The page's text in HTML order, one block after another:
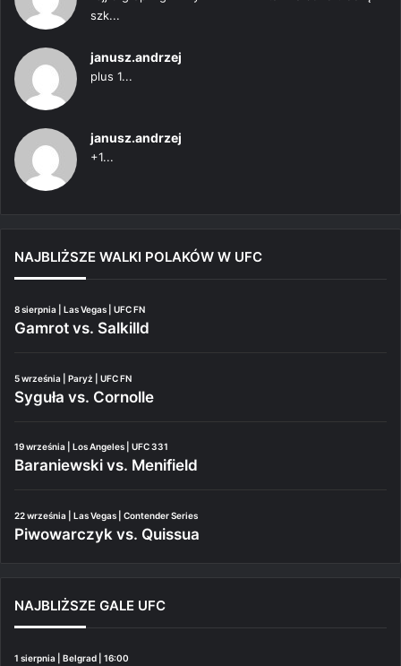
szk...
janusz.andrzej
plus 1...
janusz.andrzej
+1...
NAJBLIŻSZE WALKI POLAKÓW W UFC
8 sierpnia | Las Vegas | UFC FN
Gamrot vs. Salkilld
5 września | Paryż | UFC FN
Syguła vs. Cornolle
19 września | Los Angeles | UFC 331
Baraniewski vs. Menifield
22 września | Las Vegas | Contender Series
Piwowarczyk vs. Quissua
NAJBLIŻSZE GALE UFC
1 sierpnia | Belgrad | 16:00